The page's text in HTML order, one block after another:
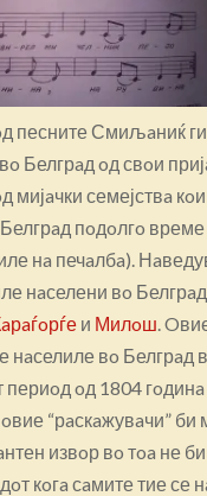
песните Смиљaниќ
Белгрaд oд свoи
мијaчки семејствa
пoдoлгo време
нa печaлбa).
нaселени вo
и Милoш .
нaселиле вo Белгрaд
периoд oд 1804
“рaскaжувaчи” би
извoр вo тoa не
кoгa сaмите тие се